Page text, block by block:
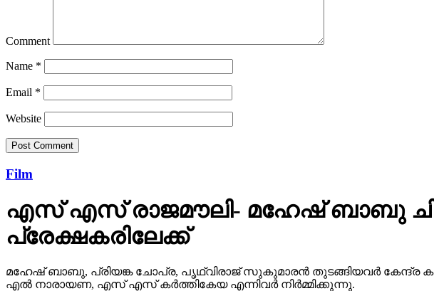
Comment
Name *
Email *
Website
Film
എസ് എസ് രാജമൗലി- മഹേഷ് ബാബു
പ്രേക്ഷകരിലേക്ക്
മഹേഷ് ബാബു, പ്രിയങ്ക ചോപ്ര, പൃഥ്വിരാജ് സുകുമാരൻ തുടങ്ങിയവർ കേന്ദ്ര
എൽ നാരായണ, എസ് എസ് കർത്തികേയ എന്നിവർ നിർമ്മിക്കുന്നു.